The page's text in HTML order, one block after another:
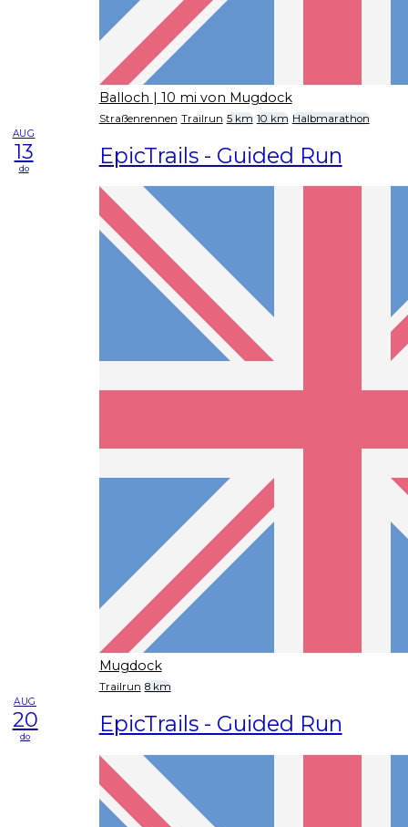
Balloch | 10 mi von Mugdock
Straßenrennen Trailrun 5 km 10 km Halbmarathon
AUG
13
do EpicTrails - Guided Run
Mugdock
Trailrun 8 km
AUG
20
do EpicTrails - Guided Run